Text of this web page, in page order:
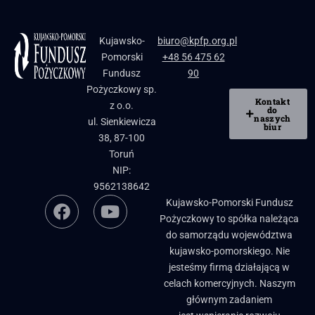
Kujawsko-
Pomorski
Fundusz
Pożyczkowy sp.
z o.o.
ul. Sienkiewicza
38, 87-100
Toruń
NIP:
9562138642
biuro@kpfp.org.pl
+48 56 475 62
90
Kontakt
do
naszych
biur
Kujawsko-Pomorski Fundusz
Pożyczkowy to spółka należąca
do samorządu województwa
kujawsko-pomorskiego. Nie
jesteśmy firmą działającą w
celach komercyjnych. Naszym
głównym zadaniem